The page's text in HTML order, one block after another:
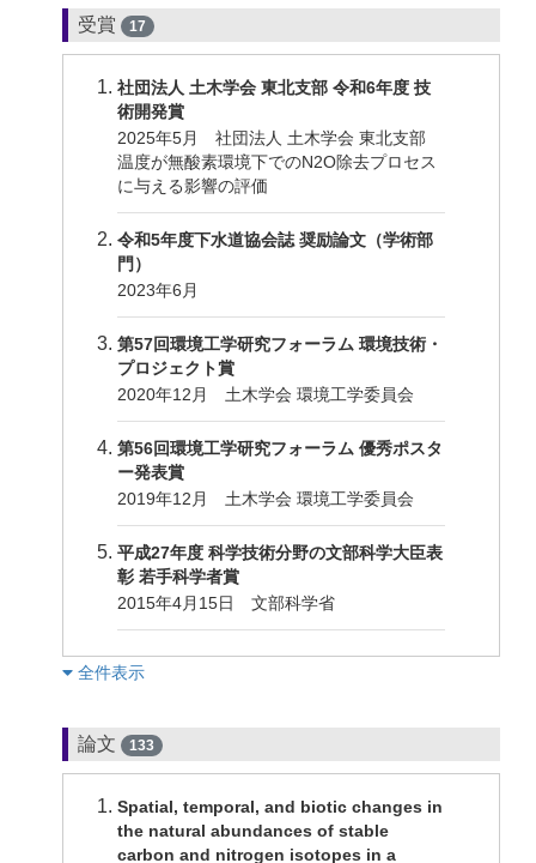
受賞 17
社団法人 土木学会 東北支部 令和6年度 技
術開発賞
2025年5月 社団法人 土木学会 東北支部
温度が無酸素環境下でのN2O除去プロセス
に与える影響の評価
令和5年度下水道協会誌 奨励論文（学術部
門）
2023年6月
第57回環境工学研究フォーラム 環境技術・
プロジェクト賞
2020年12月 土木学会 環境工学委員会
第56回環境工学研究フォーラム 優秀ポスタ
ー発表賞
2019年12月 土木学会 環境工学委員会
平成27年度 科学技術分野の文部科学大臣表
彰 若手科学者賞
2015年4月15日 文部科学省
︎全件表示
論文 133
Spatial, temporal, and biotic changes in
the natural abundances of stable
carbon and nitrogen isotopes in a